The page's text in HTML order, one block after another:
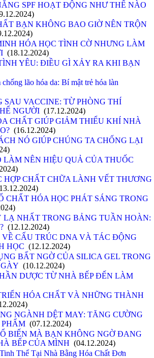
SPF HOẠT ĐỘNG NHƯ THẾ NÀO
BẠN KHÔNG BAO GIỜ NÊN TRỘN
HÓA HỌC TÌNH CỜ NHƯNG LÀM
(18.12.2024)
YÊU: ĐIỀU GÌ XẢY RA KHI BẠN
lão hóa da: Bí mật trẻ hóa làn
SAU VACCINE: TỪ PHÒNG THÍ
NGƯỜI (17.12.2024)
CHẤT GIÚP GIẢM THIỂU KHÍ NHÀ
(16.12.2024)
NÓ GIÚP CHÚNG TA CHỐNG LẠI
LÀM NÊN HIỆU QUẢ CỦA THUỐC
HỢP CHẤT CHỮA LÀNH VẾT THƯƠNG
CHẤT HÓA HỌC PHÁT SÁNG TRONG
LẠ NHẤT TRONG BẢNG TUẦN HOÀN:
(12.12.2024)
CẤU TRÚC DNA VÀ TÁC ĐỘNG
HỌC (12.12.2024)
BẤT NGỜ CỦA SILICA GEL TRONG
(10.12.2024)
DƯỢC TỪ NHÀ BẾP ĐẾN LÀM
HÓA CHẤT VÀ NHỮNG THÀNH
NGÀNH DỆT MAY: TĂNG CƯỜNG
(07.12.2024)
BIẾN MÀ BẠN KHÔNG NGỜ ĐANG
BẾP CỦA MÌNH (04.12.2024)
Thể Tại Nhà Bằng Hóa Chất Đơn